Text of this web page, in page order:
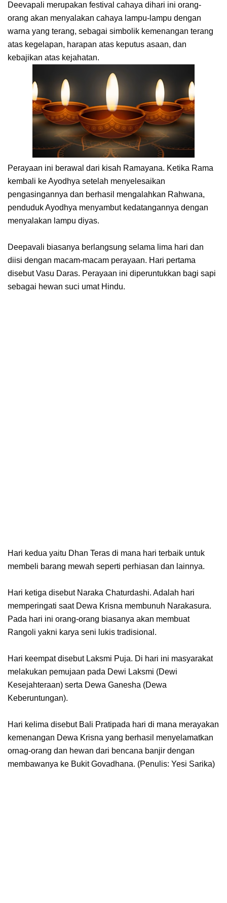
Deevapali merupakan festival cahaya dihari ini orang-
orang akan menyalakan cahaya lampu-lampu dengan
warna yang terang, sebagai simbolik kemenangan terang
atas kegelapan, harapan atas keputus asaan, dan
kebajikan atas kejahatan.
Perayaan ini berawal dari kisah Ramayana. Ketika Rama
kembali ke Ayodhya setelah menyelesaikan
pengasingannya dan berhasil mengalahkan Rahwana,
penduduk Ayodhya menyambut kedatangannya dengan
menyalakan lampu diyas.
Deepavali biasanya berlangsung selama lima hari dan
diisi dengan macam-macam perayaan. Hari pertama
disebut Vasu Daras. Perayaan ini diperuntukkan bagi sapi
sebagai hewan suci umat Hindu.
Hari kedua yaitu Dhan Teras di mana hari terbaik untuk
membeli barang mewah seperti perhiasan dan lainnya.
Hari ketiga disebut Naraka Chaturdashi. Adalah hari
memperingati saat Dewa Krisna membunuh Narakasura.
Pada hari ini orang-orang biasanya akan membuat
Rangoli yakni karya seni lukis tradisional.
Hari keempat disebut Laksmi Puja. Di hari ini masyarakat
melakukan pemujaan pada Dewi Laksmi (Dewi
Kesejahteraan) serta Dewa Ganesha (Dewa
Keberuntungan).
Hari kelima disebut Bali Pratipada hari di mana merayakan
kemenangan Dewa Krisna yang berhasil menyelamatkan
ornag-orang dan hewan dari bencana banjir dengan
membawanya ke Bukit Govadhana. (Penulis: Yesi Sarika)